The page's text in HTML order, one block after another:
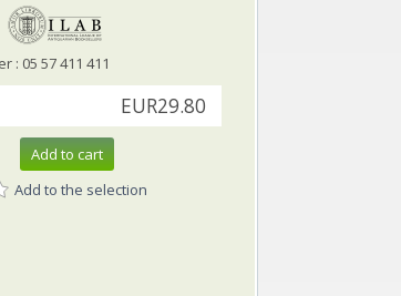
: 05 57 411 411
EUR29.80
Add to cart
Add to the selection